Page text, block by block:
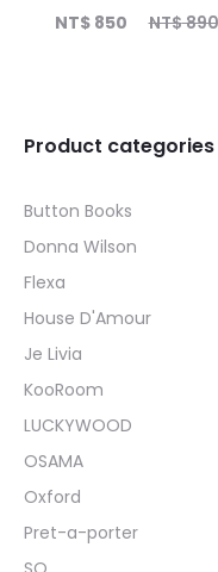
NT$890
NT$850
Product categories
Button Books
Donna Wilson
Flexa
House D'Amour
Je Livia
KooRoom
LUCKYWOOD
OSAMA
Oxford
Pret-a-porter